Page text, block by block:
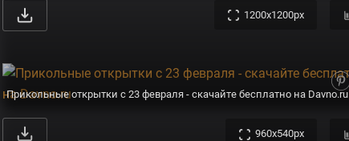
1200x1200px
Прикольные открытки с 23 февраля - скачайте бесплатно на Davno.ru
960x540px